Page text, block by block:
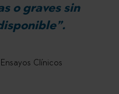
o graves sin
Clínicos